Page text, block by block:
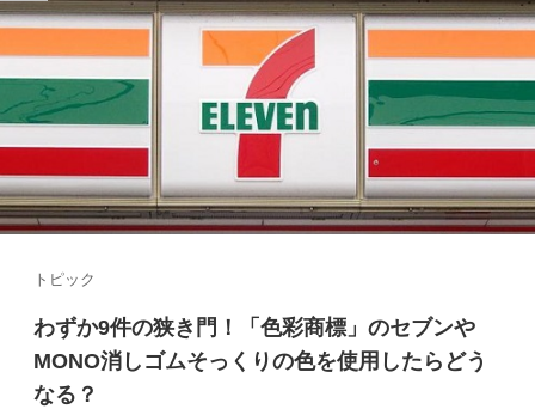
トピック
わずか9件の狭き門！「色彩商標」のセブンや
MONO消しゴムそっくりの色を使用したらどう
なる？